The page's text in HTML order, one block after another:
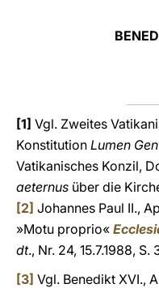
[1] Vgl. Zweites
Konstitution Lumen
Vatikanisches Konzil,
aeternus über die
[2] Johannes Paul II.,
»Motu proprio«
dt., Nr. 24, 15.7.1988, S.
[3] Vgl. Benedikt XVI.,